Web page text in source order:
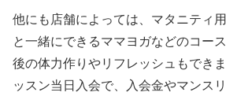
他にも店舗によっては、マタニティ
と一緒にできるママヨガなどのコー
後の体力作りやリフレッシュもでき
ッスン当日入会で、入会金やマンス